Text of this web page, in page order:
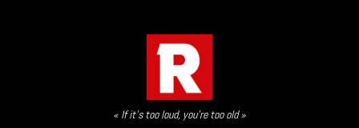
« If it’s too loud, you’re too old »